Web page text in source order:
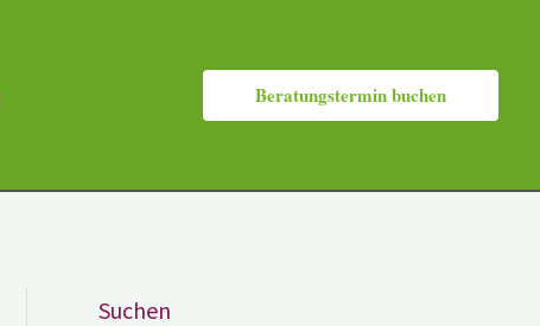
Beratungstermin buchen
Suchen